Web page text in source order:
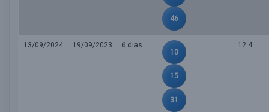
46
13/09/2024 19/09/2023
6 dias
10
15
31
12.4